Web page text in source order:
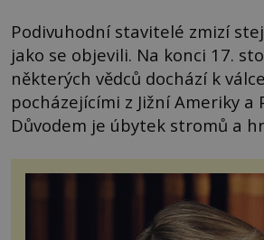
Podivuhodní stavitelé zmizí
jako se objevili. Na konci 17.
některých vědců dochází k
pocházejícími z Jižní Ameriky a
Důvodem je úbytek stromů a